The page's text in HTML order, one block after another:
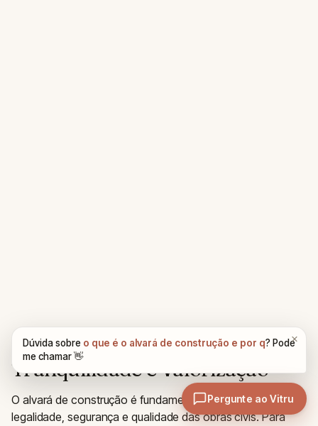
Conclusão: Construindo com
Tranquilidade e Valorização
O alvará de construção é fundamental para assegurar a
legalidade, segurança e qualidade das obras civis. Para